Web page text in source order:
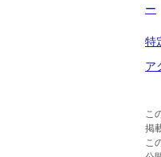
ー
特
ア
こ
掲
こ